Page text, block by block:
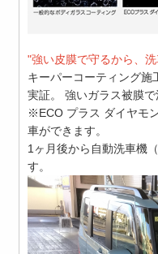
"強い皮膜で守るから、洗
キーパーコーティング施
実証。 強いガラス被膜で
※ECO プラス ダイヤモ
車ができます。
1ヶ月後から自動洗車機
す。